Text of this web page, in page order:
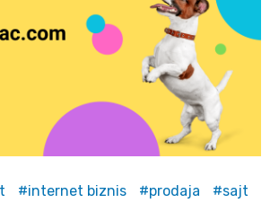
internet biznis prodaja
sajt